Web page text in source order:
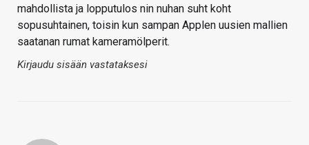
mahdollista ja lopputulos nin nuhan suht koht
sopusuhtainen, toisin kun sampan Applen uusien mallien
saatanan rumat kameramölperit.
Kirjaudu sisään vastataksesi